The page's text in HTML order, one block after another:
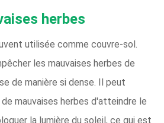
herbes
utilisée comme couvre-sol.
les mauvaises herbes de
de manière si dense. Il peut
mauvaises herbes d'atteindre le
la lumière du soleil, ce qui est